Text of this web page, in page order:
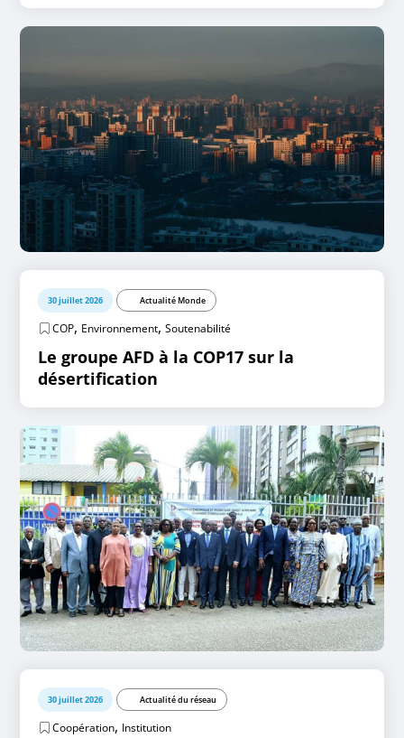
30 juillet 2026 Actualité Monde
COP, Environnement,Soutenabilité
Le groupe AFD à la COP17 sur la
désertification
30 juillet 2026 Actualité du réseau
Coopération, Institution